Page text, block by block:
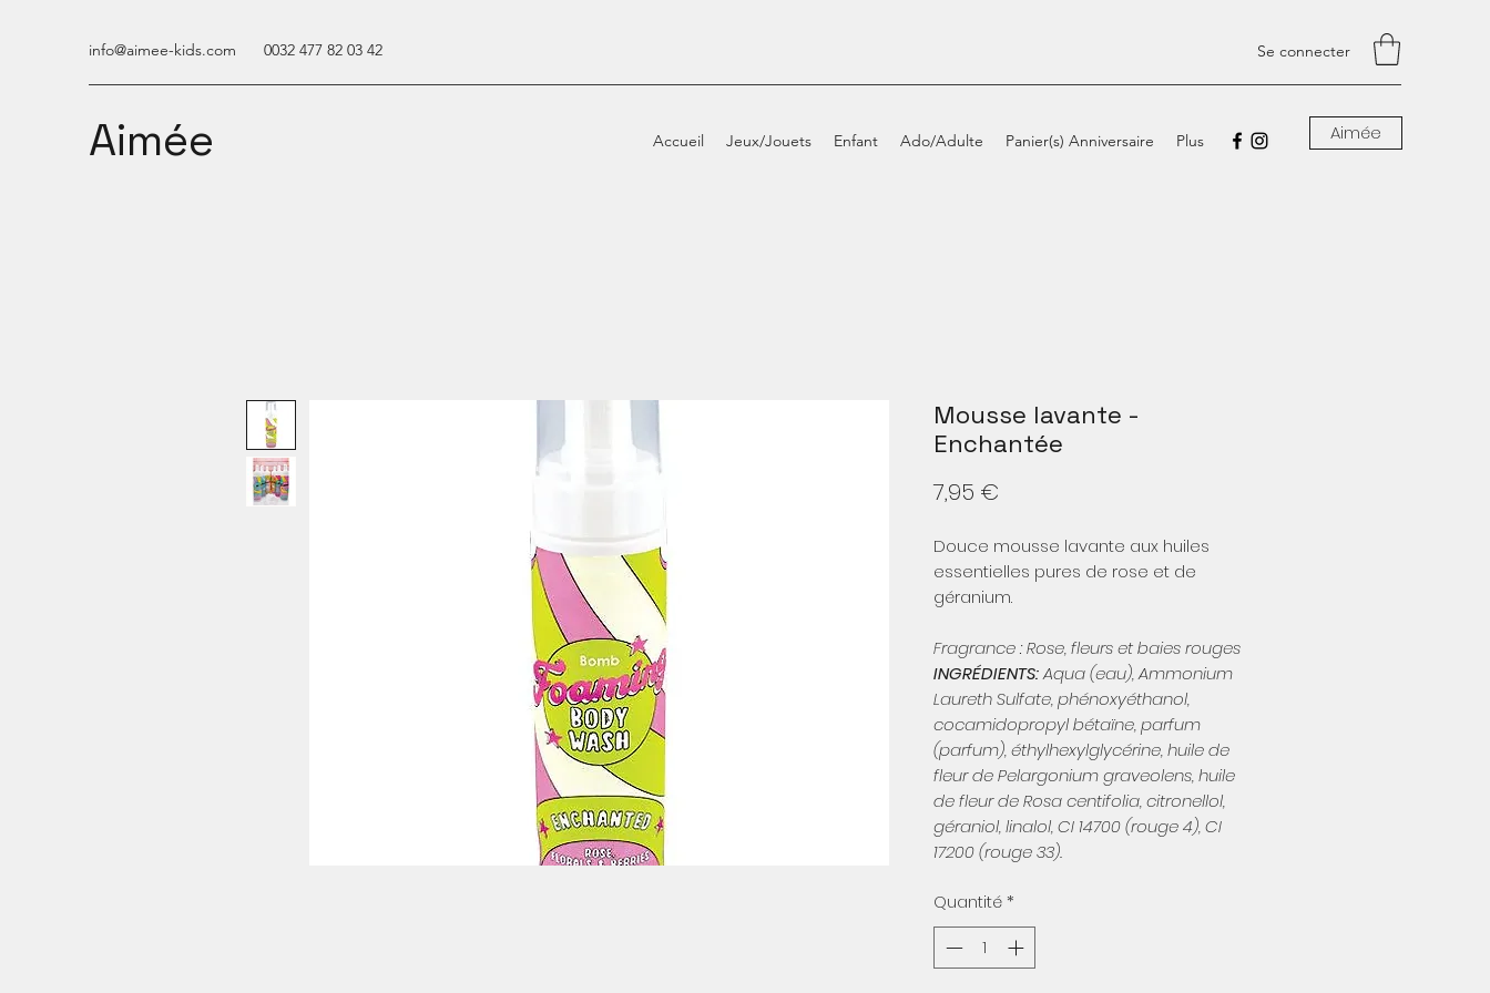
info@aimee-kids.com 0032 477 82 03 42 Se connecter
Aimée Accueil Jeux/Jouets Enfant Ado/Adulte Panier(s) Anniversaire Plus Aimée
Mousse lavante -
Enchantée
7,95 €
Douce mousse lavante aux huiles
essentielles pures de rose et de
géranium.
Fragrance : Rose, fleurs et baies rouges
INGRÉDIENTS:Aqua (eau), Ammonium
Laureth Sulfate, phénoxyéthanol,
cocamidopropyl bétaïne, parfum
(parfum), éthylhexylglycérine, huile de
fleur de Pelargonium graveolens, huile
de fleur de Rosa centifolia, citronellol,
géraniol, linalol, CI 14700 (rouge 4), CI
17200 (rouge 33).
Quantité *